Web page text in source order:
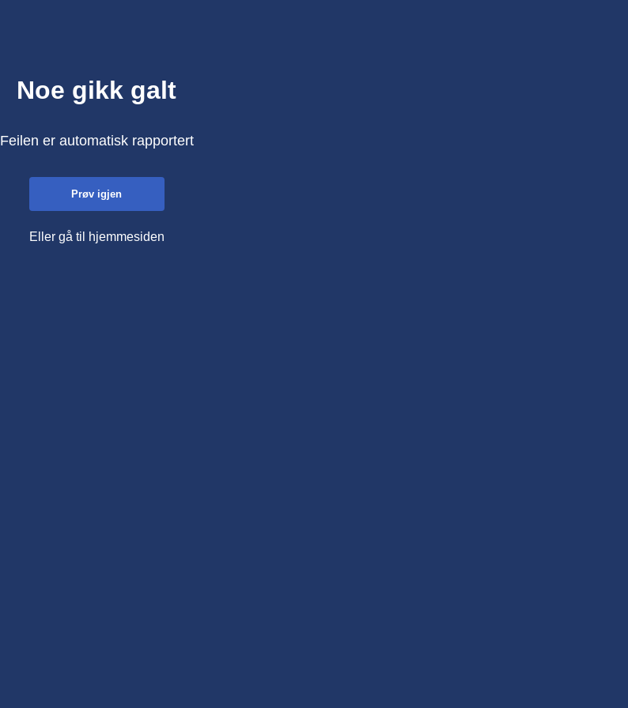
Noe gikk galt
Feilen er automatisk rapportert
Prøv igjen
Eller gå til hjemmesiden